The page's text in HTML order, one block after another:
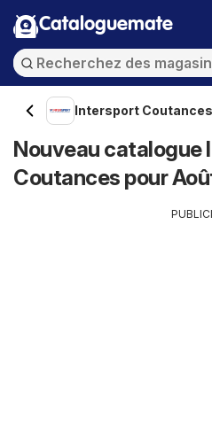
Cataloguemate
Intersport Coutances
Nouveau catalogue
Coutances pour